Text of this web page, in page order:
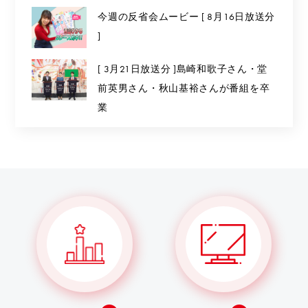
今週の反省会ムービー [ 8月16日放送分
]
[ 3月21日放送分 ]島崎和歌子さん・堂
前英男さん・秋山基裕さんが番組を卒
業